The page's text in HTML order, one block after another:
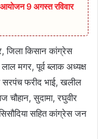
आयोजन 9 अगस्त रविवार
जिला किसान कांग्रेस
मगर, पूर्व ब्लाक अध्यक्ष
सरपंच फरीद भाई, खलील
चौहान, सुदामा, रघुवीर
सहित कांग्रेस जन